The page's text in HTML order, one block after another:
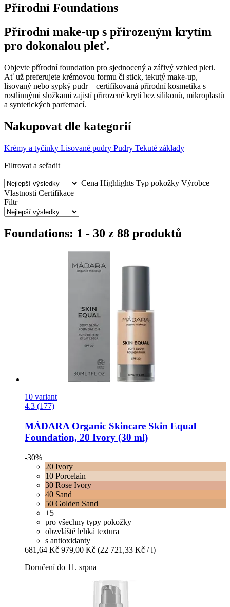
Přírodní Foundations
Přírodní make-up s přirozeným krytím
pro dokonalou pleť.
Objevte přírodní foundation pro sjednocený a zářivý vzhled pleti.
Ať už preferujete krémovou formu či stick, tekutý make-up,
lisovaný nebo sypký pudr – certifikovaná přírodní kosmetika s
rostlinnými složkami zajistí přirozené krytí bez silikonů, mikroplastů
a syntetických parfemací.
Nakupovat dle kategorií
Krémy a tyčinky Lisované pudry Pudry Tekuté základy
Filtrovat a seřadit
Cena Highlights Typ pokožky Výrobce
Vlastnosti Certifikace
Filtr
Foundations: 1 - 30 z 88 produktů
10 variant
4.3 (177)
MÁDARA Organic Skincare Skin Equal
Foundation, 20 Ivory (30 ml)
-30%
20 Ivory
10 Porcelain
30 Rose Ivory
40 Sand
50 Golden Sand
+5
pro všechny typy pokožky
obzvláště lehká textura
s antioxidanty
681,64 Kč 979,00 Kč (22 721,33 Kč / l)
Doručení do 11. srpna